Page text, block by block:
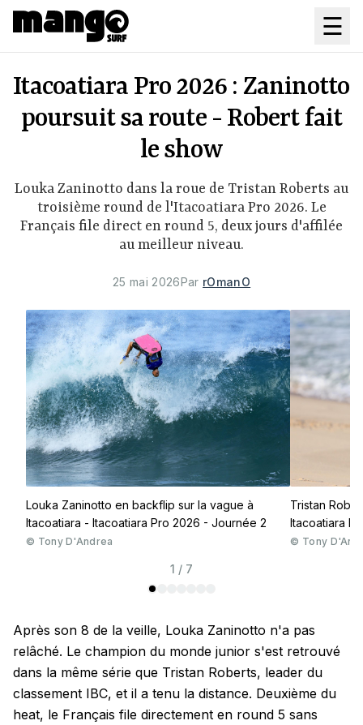
Aller au contenu principal
☰
Itacoatiara Pro 2026 : Zaninotto
poursuit sa route - Robert fait
le show
Louka Zaninotto dans la roue de Tristan Roberts au
troisième round de l'Itacoatiara Pro 2026. Le
Français file direct en round 5, deux jours d'affilée
au meilleur niveau.
25 mai 2026Par rOmanO
Louka Zaninotto en backflip sur la vague à
Itacoatiara - Itacoatiara Pro 2026 - Journée 2
© Tony D'Andrea
Tristan
Itacoatiara
© Tony
1 / 7
Après son 8 de la veille, Louka Zaninotto n'a pas
relâché. Le champion du monde junior s'est retrouvé
dans la même série que Tristan Roberts, leader du
classement IBC, et il a tenu la distance. Deuxième du
heat, le Français file directement en round 5 sans